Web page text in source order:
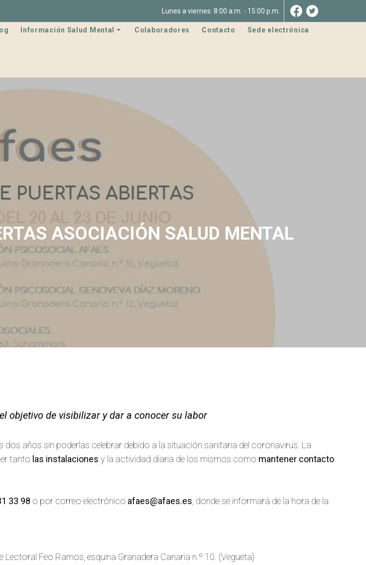
Lunes a viernes: 8:00 a.m. - 15:00 p.m.
Información Salud Mental Colaboradores Contacto Sede electrónica
ASOCIACIÓN SALUD MENTAL
objetivo de visibilizar y dar a conocer su labor
años sin poderlas celebrar debido a la situación sanitaria del coronavirus. La
tanto las instalaciones y la actividad diaria de los mismos como mantener contacto
33 98 o por correo electrónico afaes@afaes.es , donde se informará de la hora de la
Feo Ramos, esquina Granadera Canaria n.º 10. (Vegueta)